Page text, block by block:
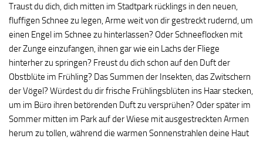
Traust du dich, dich mitten im Stadtpark rücklings in den neuen,
fluffigen Schnee zu legen, Arme weit von dir gestreckt rudernd, um
einen Engel im Schnee zu hinterlassen? Oder Schneeflocken mit
der Zunge einzufangen, ihnen gar wie ein Lachs der Fliege
hinterher zu springen? Freust du dich schon auf den Duft der
Obstblüte im Frühling? Das Summen der Insekten, das Zwitschern
der Vögel? Würdest du dir frische Frühlingsblüten ins Haar stecken,
um im Büro ihren betörenden Duft zu versprühen? Oder später im
Sommer mitten im Park auf der Wiese mit ausgestreckten Armen
herum zu tollen, während die warmen Sonnenstrahlen deine Haut